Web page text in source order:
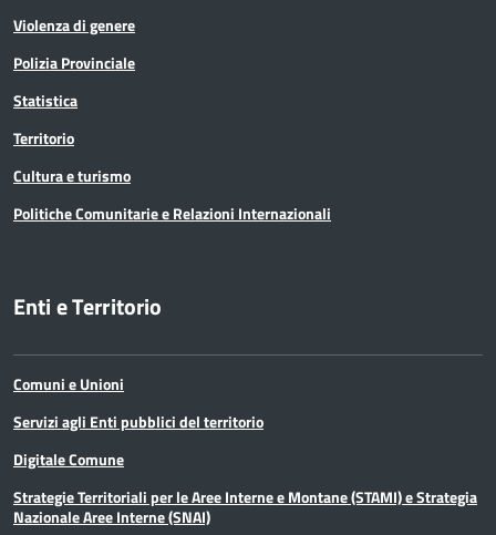
Violenza di genere
Polizia Provinciale
Statistica
Territorio
Cultura e turismo
Politiche Comunitarie e Relazioni Internazionali
Enti e Territorio
Comuni e Unioni
Servizi agli Enti pubblici del territorio
Digitale Comune
Strategie Territoriali per le Aree Interne e Montane (STAMI) e Strategia
Nazionale Aree Interne (SNAI)